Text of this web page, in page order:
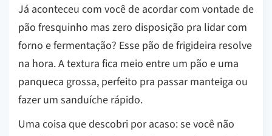
Já aconteceu com você de acordar com vontade de
pão fresquinho mas zero disposição pra lidar com
forno e fermentação? Esse pão de frigideira resolve
na hora. A textura fica meio entre um pão e uma
panqueca grossa, perfeito pra passar manteiga ou
fazer um sanduíche rápido.
Uma coisa que descobri por acaso: se você não